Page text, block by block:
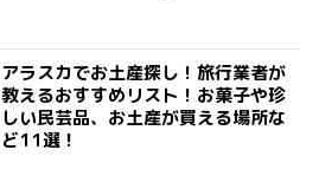
アラスカでお土産探し！旅行業者が
教えるおすすめリスト！お菓子や珍
しい民芸品、お土産が買える場所な
ど11選！